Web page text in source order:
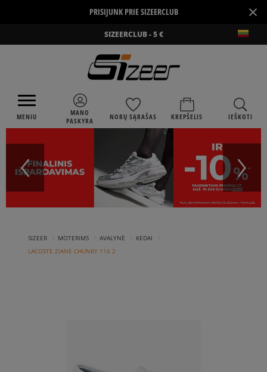
PRISIJUNK PRIE SIZEERCLUB ×
SIZEERCLUB - 5 €
MENIU
MANO
PASKYRA
NORŲ SĄRAŠAS KREPŠELIS IEŠKOTI
SIZEER MOTERIMS AVALYNĖ KEDAI
LACOSTE ZIANE CHUNKY 116 2